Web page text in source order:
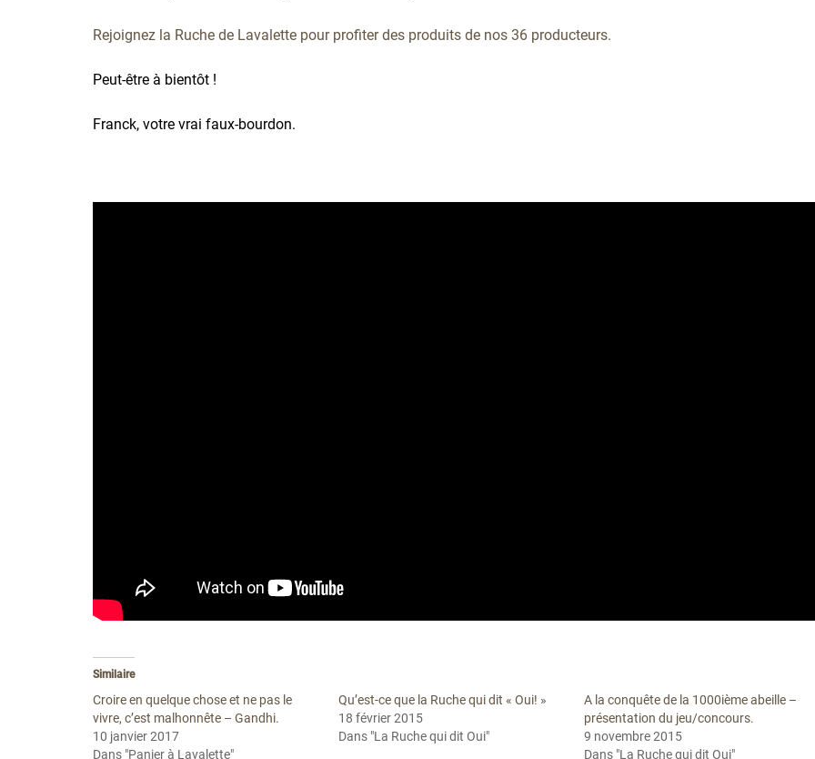
Rejoignez la Ruche de Lavalette pour profiter des produits de nos 36 producteurs.
Peut-être à bientôt !
Franck, votre vrai faux-bourdon.
Similaire
Croire en quelque chose et ne pas le
vivre, c’est malhonnête – Gandhi.
10 janvier 2017
Dans "Panier à Lavalette"
Qu’est-ce que la Ruche qui dit « Oui! »
18 février 2015
Dans "La Ruche qui dit Oui"
A la conquête de la 1000ième abeille –
présentation du jeu/concours.
9 novembre 2015
Dans "La Ruche qui dit Oui"